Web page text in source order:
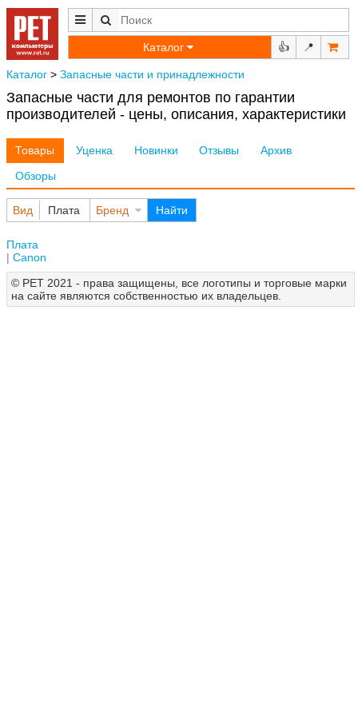
Каталог 👍 📍
Каталог > Запасные части и принадлежности
Запасные части для ремонтов по гарантии
производителей - цены, описания, характеристики
Товары Уценка Новинки Отзывы
Архив
Обзоры
Вид Плата Бренд Найти
Плата
Canon
© РЕТ 2021 - права защищены, все логотипы и торговые марки
на сайте являются собственностью их владельцев.